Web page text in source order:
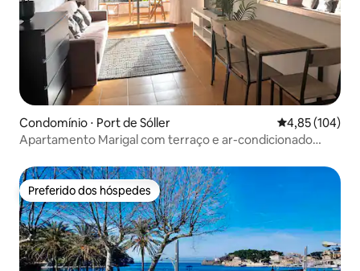
Condomínio ⋅ Port de Sóller 4,85 de uma
4,85 (104)
Apartamento Marigal com terraço e ar-condicionado
Preferido dos hóspedes
Preferido dos hóspedes